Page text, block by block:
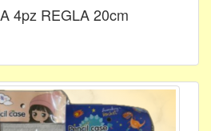
4pz REGLA 20cm